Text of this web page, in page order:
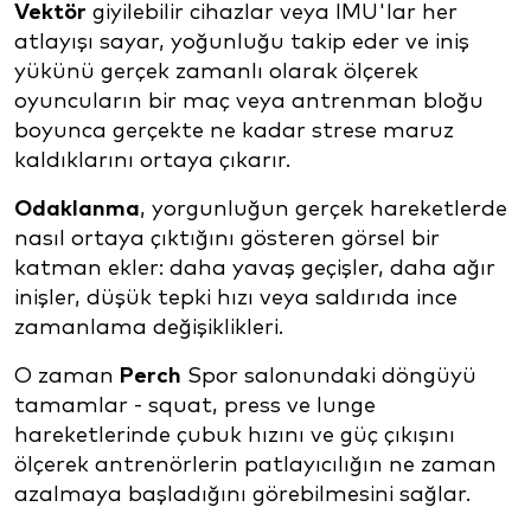
Vektör giyilebilir cihazlar veya IMU'lar her
atlayışı sayar, yoğunluğu takip eder ve iniş
yükünü gerçek zamanlı olarak ölçerek
oyuncuların bir maç veya antrenman bloğu
boyunca gerçekte ne kadar strese maruz
kaldıklarını ortaya çıkarır.
Odaklanma, yorgunluğun gerçek hareketlerde
nasıl ortaya çıktığını gösteren görsel bir
katman ekler: daha yavaş geçişler, daha ağır
inişler, düşük tepki hızı veya saldırıda ince
zamanlama değişiklikleri.
O zaman Perch Spor salonundaki döngüyü
tamamlar - squat, press ve lunge
hareketlerinde çubuk hızını ve güç çıkışını
ölçerek antrenörlerin patlayıcılığın ne zaman
azalmaya başladığını görebilmesini sağlar.